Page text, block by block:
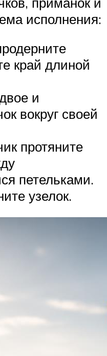
исполнения:
край длиной
и
вокруг своей
протяните
петельками.
узелок.